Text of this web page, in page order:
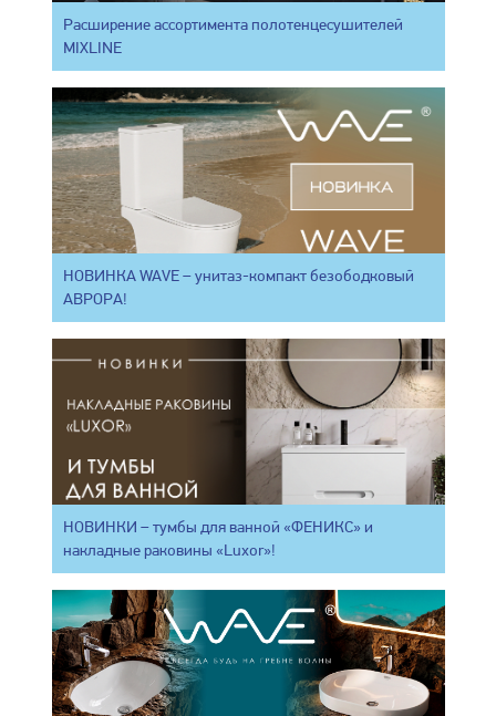
Расширение ассортимента полотенцесушителей
MIXLINE
НОВИНКА WAVE – унитаз-компакт безободковый
АВРОРА!
НОВИНКИ – тумбы для ванной «ФЕНИКС» и
накладные раковины «Luxor»!